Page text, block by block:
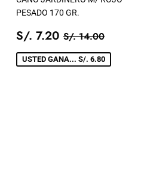
PESADO 170 GR.
PRECIO
DE
VENTA
S/. 7.20 S/.
7.20
PRECIO
S/. 14.00
USTED GANA... S/. 6.80